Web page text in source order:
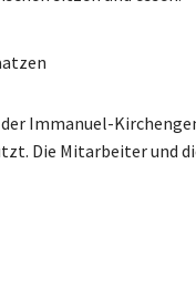
Immanuel-
Die Mitarbeiter und